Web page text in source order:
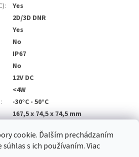
cookie. Ďalším prechádzaním
s ich používaním. Viac
:
Yes
2D/3D DNR
Yes
No
IP67
No
12V DC
<4W
:
-30°C - 50°C
167,5 x 74,5 x 74,5 mm